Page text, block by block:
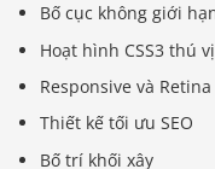
Bố cục không giới
Hoạt hình CSS3 thú vị
Responsive và
Thiết kế tối ưu SEO
Bố trí khối xây